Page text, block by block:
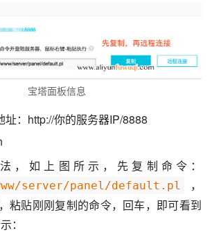
宝塔面板信息
址：http://你的服务器IP/8888
，如上图所示，先复制命令：
server/panel/default.pl
，
粘贴刚刚复制的命令，回车，即可看到
：